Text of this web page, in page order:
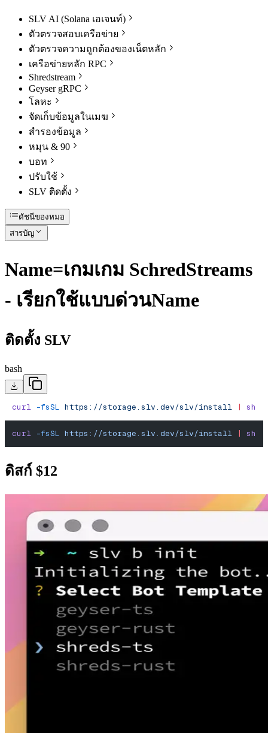
SLV AI (Solana เอเจนท์)
ตัวตรวจสอบเครือข่าย
ตัวตรวจความถูกต้องของเน็ตหลัก
เครือข่ายหลัก RPC
Shredstream
Geyser gRPC
โลหะ
จัดเก็บข้อมูลในเมฆ
สํารองข้อมูล
หมุน & 90
บอท
ปรับใช้
SLV ติดตั้ง
ดัชนีของหมอ
สารบัญ
Name=เกมเกม SchredStreams
- เรียกใช้แบบด่วนName
ติดตั้ง SLV
bash
curl -fsSL https://storage.slv.dev/slv/install | sh
curl -fsSL https://storage.slv.dev/slv/install | sh
ดิสก์ $12